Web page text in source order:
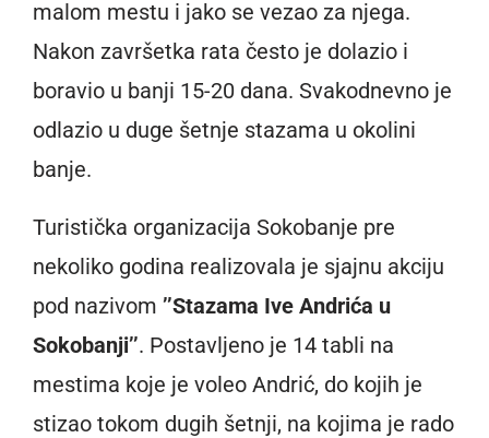
malom mestu i jako se vezao za njega.
Nakon završetka rata često je dolazio i
boravio u banji 15-20 dana. Svakodnevno je
odlazio u duge šetnje stazama u okolini
banje.
Turistička organizacija Sokobanje pre
nekoliko godina realizovala je sjajnu akciju
pod nazivom ’’Stazama Ive Andrića u
Sokobanji’’. Postavljeno je 14 tabli na
mestima koje je voleo Andrić, do kojih je
stizao tokom dugih šetnji, na kojima je rado